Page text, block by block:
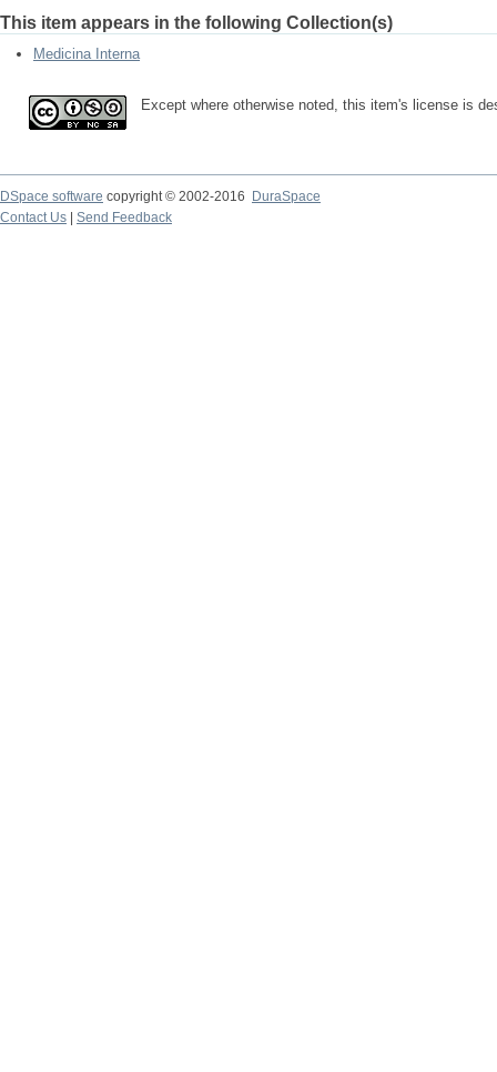
This item appears in the following Collection(s)
Medicina Interna
Except where otherwise noted, this item's license is
DSpace software copyright © 2002-2016
DuraSpace
Contact Us
Send Feedback